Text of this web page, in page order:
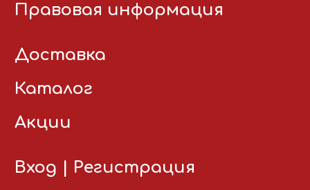
Правовая информация
Доставка
Каталог
Акции
Вход Регистрация